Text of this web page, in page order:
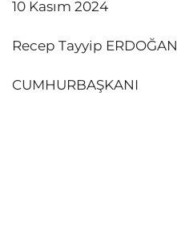
10 Kasım 2024
Recep Tayyip ERDOĞAN
CUMHURBAŞKANI